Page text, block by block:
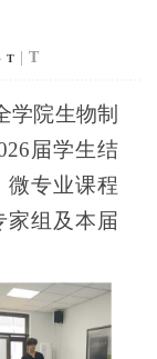
T T
学院生物制
届学生结
微专业课程
家组及本届